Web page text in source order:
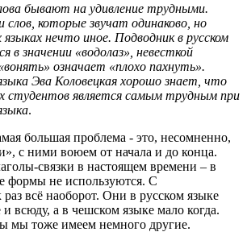
бывают на удивление трудными.
которые звучат одинаково, но
нечто иное. Подводник в русском
в значении «водолаз», невесткой
означает «плохо пахнуть».
Эва Коловецкая хорошо знает, что
студентов является самым трудным при
.
большая проблема - это, несомненно,
с ними воюем от начала и до конца.
связки в настоящем времени – в
формы не используются. С
всё наоборот. Они в русском языке
и всюду, а в чешском языке мало когда.
мы тоже имеем немного другие.